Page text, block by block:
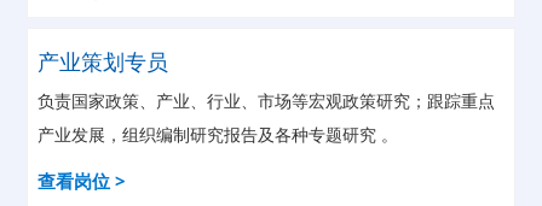
产业策划专员
负责国家政策、产业、行业、市场等宏观政策研究；跟踪重点
产业发展，组织编制研究报告及各种专题研究 。
查看岗位 >